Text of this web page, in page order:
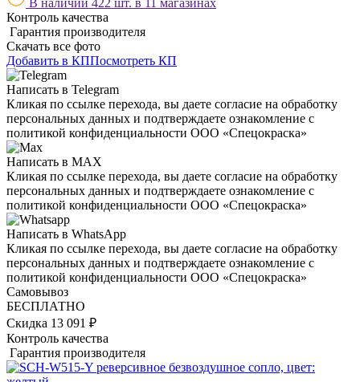
Контроль качества
Гарантия производителя
Скачать все фото
Добавить в КППосмотреть КП
Написать в Telegram
Кликая по ссылке перехода, вы даете согласие на обработку
персональных данных и подтверждаете ознакомление с
политикой конфиденциальности ООО «Спецокраска»
Написать в MAX
Кликая по ссылке перехода, вы даете согласие на обработку
персональных данных и подтверждаете ознакомление с
политикой конфиденциальности ООО «Спецокраска»
Написать в WhatsApp
Кликая по ссылке перехода, вы даете согласие на обработку
персональных данных и подтверждаете ознакомление с
политикой конфиденциальности ООО «Спецокраска»
Самовывоз
БЕСПЛАТНО
Скидка 13 091 ₽
Контроль качества
Гарантия производителя